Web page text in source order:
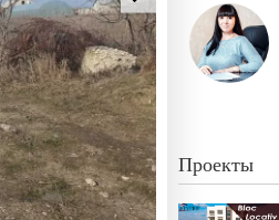
Проекты